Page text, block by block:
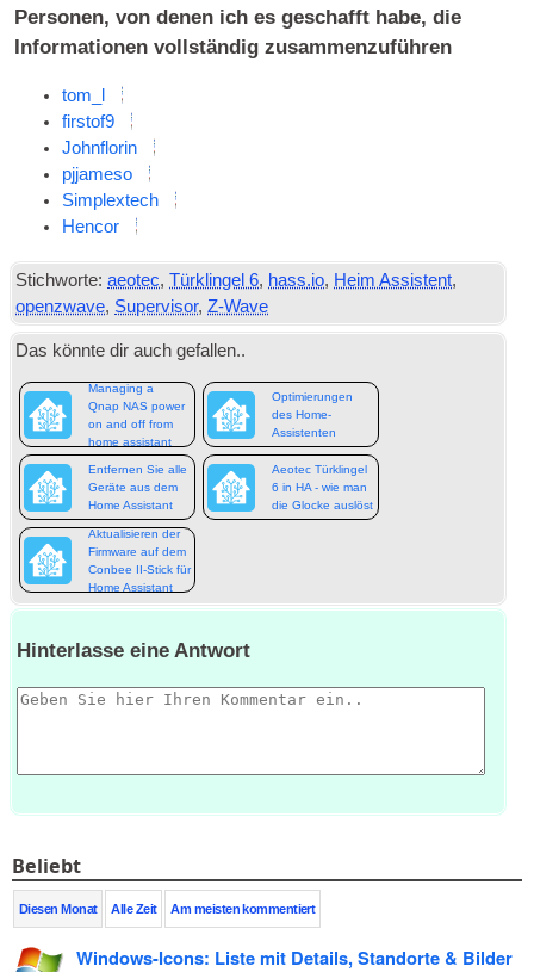
Personen, von denen ich es geschafft habe, die
Informationen vollständig zusammenzuführen
tom_l
firstof9
Johnflorin
pjjameso
Simplextech
Hencor
Stichworte: aeotec,Türklingel 6, hass.io, Heim Assistent,
openzwave, Supervisor,Z-Wave
Das könnte dir auch gefallen..
Managing a
Qnap NAS power
on and off from
home assistant
Optimierungen
des Home-
Assistenten
Entfernen Sie alle
Geräte aus dem
Home Assistant
Aeotec Türklingel
6 in HA - wie man
die Glocke auslöst
Aktualisieren der
Firmware auf dem
Conbee II-Stick für
Home Assistant
Hinterlasse eine Antwort
Beliebt
Diesen Monat Alle Zeit Am meisten kommentiert
Windows-Icons: Liste mit Details, Standorte & Bilder